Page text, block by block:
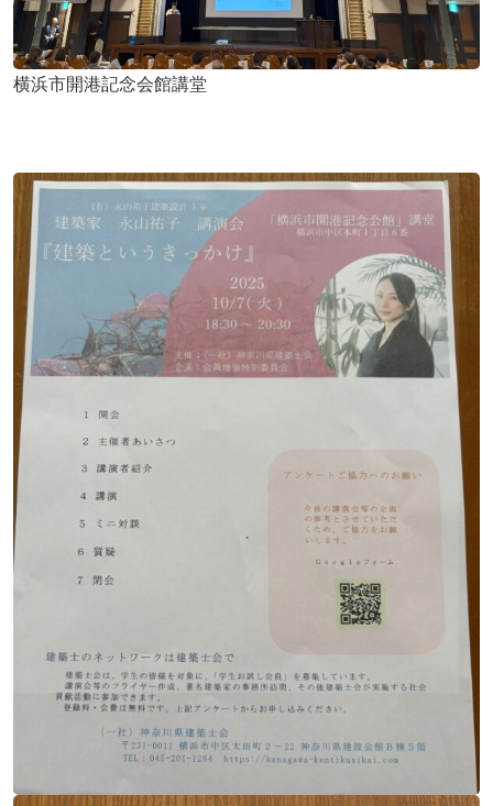
横浜市開港記念会館講堂